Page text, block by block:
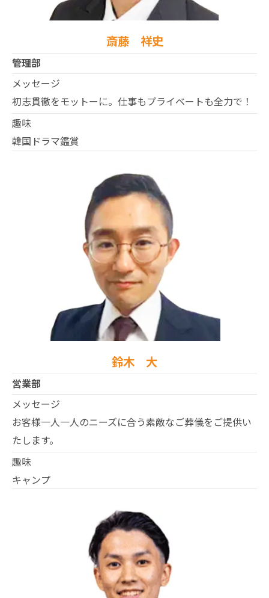
斎藤 祥史
管理部
メッセージ
初志貫徹をモットーに。仕事もプライベートも全力で！
趣味
韓国ドラマ鑑賞
鈴木 大
営業部
メッセージ
お客様一人一人のニーズに合う素敵なご葬儀をご提供い
たします。
趣味
キャンプ